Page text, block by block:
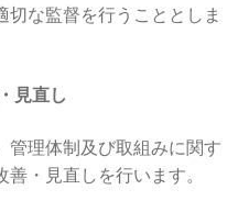
な監督を行うこととしま
見直し
管理体制及び取組みに関す
・見直しを行います。